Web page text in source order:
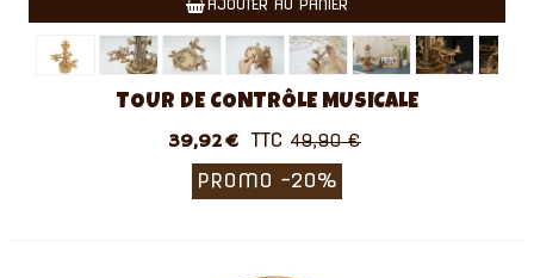
AJOUTER AU PANIER
TOUR DE CONTRÔLE MUSICALE
39,92 € TTC 49,90 €
PROMO -20%